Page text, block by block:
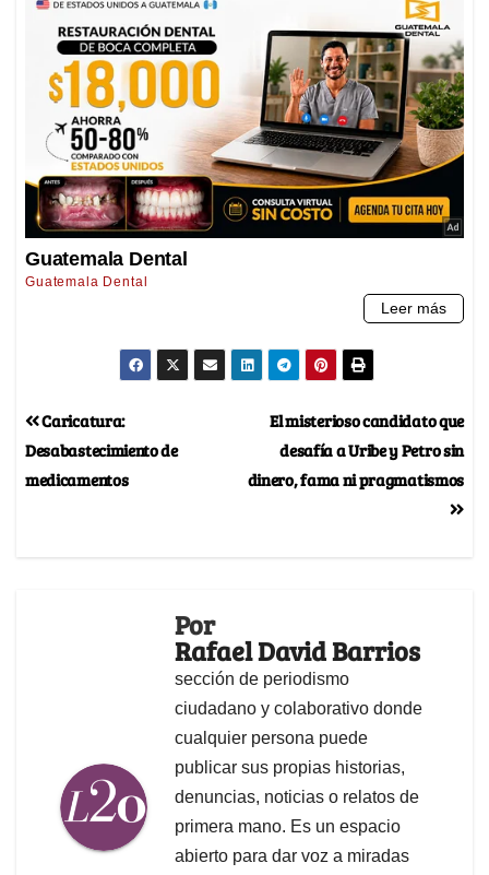
El misterioso candidato que
desafía a Uribe y Petro sin
dinero, fama ni pragmatismos
Caricatura:
Desabastecimiento de
medicamentos
Por
Rafael David Barrios
sección de periodismo
ciudadano y colaborativo donde
cualquier persona puede
publicar sus propias historias,
denuncias, noticias o relatos de
primera mano. Es un espacio
abierto para dar voz a miradas